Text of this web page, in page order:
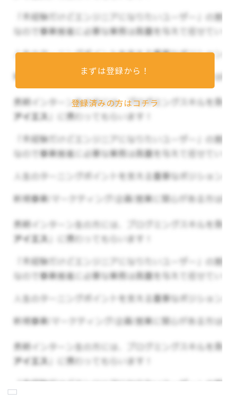
お仕事の内容について
おまかせするお仕事は
・YouTubeの編集、声での出演、企画の考案
・Instagram投稿内容作成
り組みます。YouTubeは編集のみならず声で動画
への出演も！
囲気のなかお仕事ができます。また、代表が人事
経験を活かして就活のアドバイスをすることも可
能です！
[実際のYouTubeチャンネル]
https://www.youtube.com/@yunokicoach
インターンを通して得られる経
まずは登録から！
登録済みの方はコチラ